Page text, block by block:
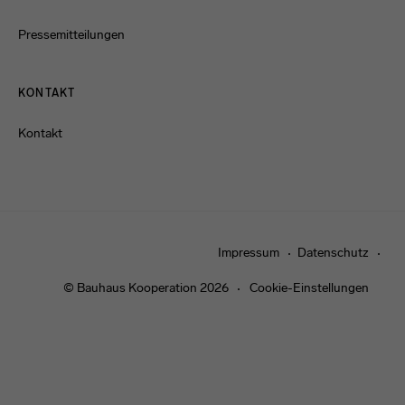
Pressemitteilungen
KONTAKT
Kontakt
Impressum Datenschutz
© Bauhaus Kooperation 2026 Cookie-Einstellungen